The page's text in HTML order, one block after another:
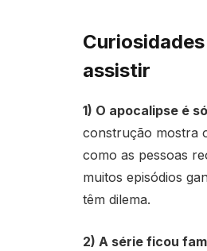
assistir
1) O apocalipse é
construção mostra
como as pessoas
muitos episódios
têm dilema.
2) A série ficou